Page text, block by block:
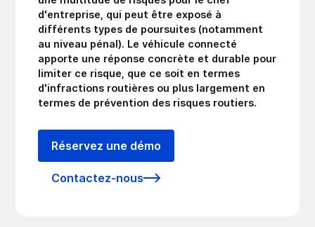
d'entreprise, qui peut être exposé à
différents types de poursuites (notamment
au niveau pénal). Le véhicule connecté
apporte une réponse concrète et durable pour
limiter ce risque, que ce soit en termes
d'infractions routières ou plus largement en
termes de prévention des risques routiers.
Réservez une démo
Contactez-nous